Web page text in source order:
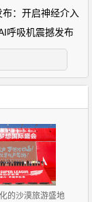
：开启神经介入
呼吸机震撼发布
的沙漠旅游盛地